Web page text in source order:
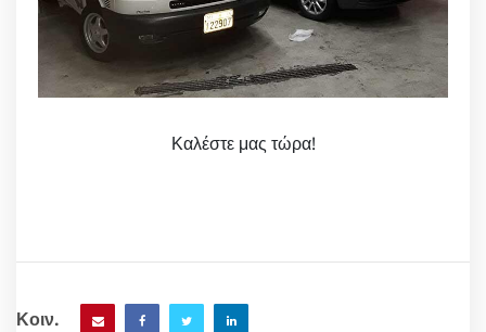
Καλέστε μας τώρα!
Κοιν.